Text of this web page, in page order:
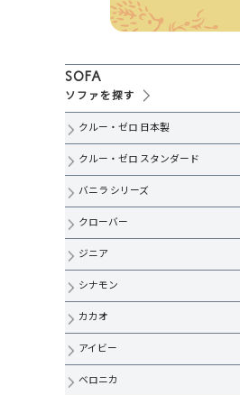
ジニア
アイビー
カカオ
ベロニカ
オットマン・スツール
ソファ用オプション
SOFA
ソファを探す
クルー・ゼロ 日本製
クルー・ゼロ スタンダード
バニラ シリーズ
クローバー
ジニア
シナモン
カカオ
アイビー
ベロニカ